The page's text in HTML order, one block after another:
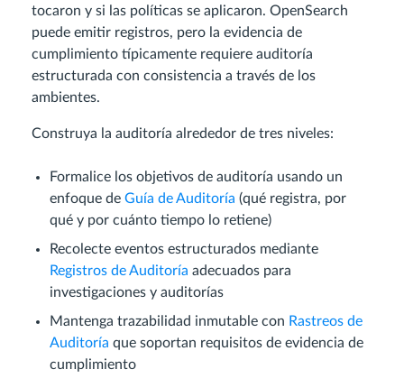
tocaron y si las políticas se aplicaron. OpenSearch
puede emitir registros, pero la evidencia de
cumplimiento típicamente requiere auditoría
estructurada con consistencia a través de los
ambientes.
Construya la auditoría alrededor de tres niveles:
Formalice los objetivos de auditoría usando un
enfoque de Guía de Auditoría (qué registra, por
qué y por cuánto tiempo lo retiene)
Recolecte eventos estructurados mediante
Registros de Auditoría adecuados para
investigaciones y auditorías
Mantenga trazabilidad inmutable con Rastreos de
Auditoría que soportan requisitos de evidencia de
cumplimiento